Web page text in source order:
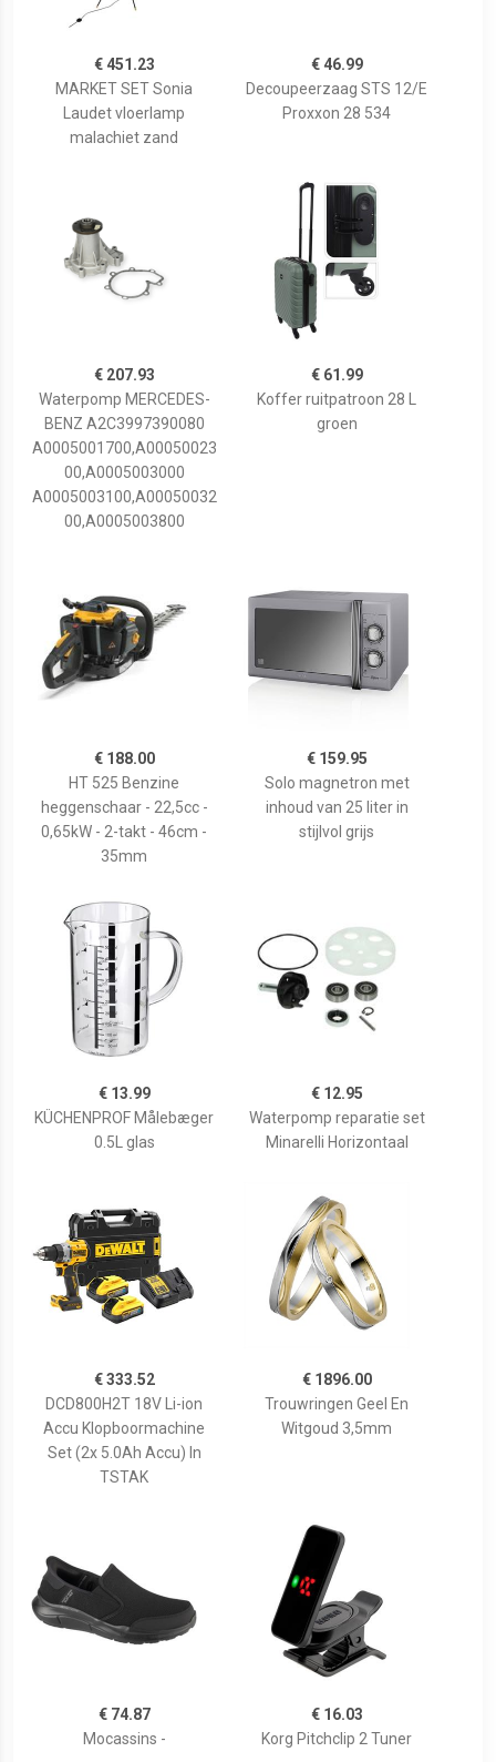
€ 451.23
MARKET SET Sonia
Laudet vloerlamp
malachiet zand
€ 46.99
Decoupeerzaag STS 12/E
Proxxon 28 534
€ 207.93
Waterpomp MERCEDES-
BENZ A2C3997390080
A0005001700,A00050023
00,A0005003000
A0005003100,A00050032
00,A0005003800
€ 61.99
Koffer ruitpatroon 28 L
groen
€ 188.00
HT 525 Benzine
heggenschaar - 22,5cc -
0,65kW - 2-takt - 46cm -
35mm
€ 159.95
Solo magnetron met
inhoud van 25 liter in
stijlvol grijs
€ 13.99
KÜCHENPROF Målebæger
0.5L glas
€ 12.95
Waterpomp reparatie set
Minarelli Horizontaal
€ 333.52
DCD800H2T 18V Li-ion
Accu Klopboormachine
Set (2x 5.0Ah Accu) In
TSTAK
€ 1896.00
Trouwringen Geel En
Witgoud 3,5mm
€ 74.87
Mocassins -
€ 16.03
Korg Pitchclip 2 Tuner